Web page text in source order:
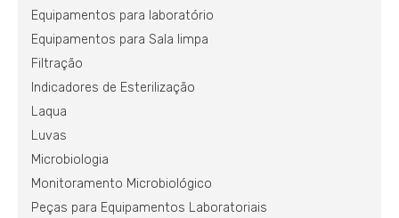
Equipamentos para laboratório
Equipamentos para Sala limpa
Filtração
Indicadores de Esterilização
Laqua
Luvas
Microbiologia
Monitoramento Microbiológico
Peças para Equipamentos Laboratoriais